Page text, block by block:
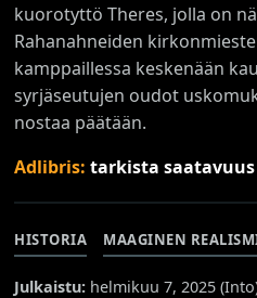
kuorotyttö Theres, jolla on
Rahanahneiden
kamppaillessa keskenään
syrjäseutujen oudot
nostaa päätään.
Adlibris:tarkista saatavuus
HISTORIA MAAGINEN
Julkaistu: helmikuu 7, 2025 (Into